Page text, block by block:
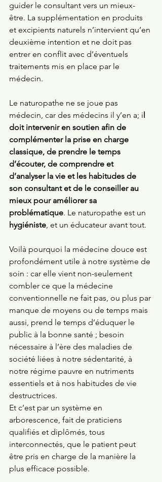
guider le consultant vers un mieux-
être. La supplémentation en produits
et excipients naturels n’intervient qu’en
deuxième intention et ne doit pas
entrer en conflit avec d’éventuels
traitements mis en place par le
médecin.
Le naturopathe ne se joue pas
médecin, car des médecins il y’en a; il
doit intervenir en soutien afin de
complémenter la prise en charge
classique, de prendre le temps
d’écouter, de comprendre et
d’analyser la vie et les habitudes de
son consultant et de le conseiller au
mieux pour améliorer sa
problématique. Le naturopathe est un
hygiéniste, et un éducateur avant tout.
Voilà pourquoi la médecine douce est
profondément utile à notre système de
soin : car elle vient non-seulement
combler ce que la médecine
conventionnelle ne fait pas, ou plus par
manque de moyens ou de temps mais
aussi, prend le temps d’éduquer le
public à la bonne santé ; besoin
nécessaire à l’ère des maladies de
société liées à notre sédentarité, à
notre régime pauvre en nutriments
essentiels et à nos habitudes de vie
destructrices.
Et c’est par un système en
arborescence, fait de praticiens
qualifiés et diplômés, tous
interconnectés, que le patient peut
être pris en charge de la manière la
plus efficace possible.